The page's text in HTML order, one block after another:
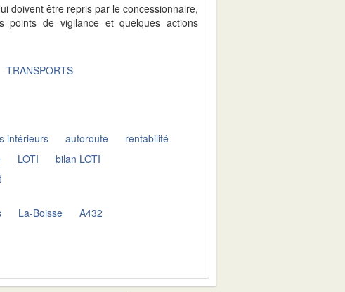
doivent être repris par le concessionnaire,
points de vigilance et quelques actions
TRANSPORTS
intérieurs autoroute
rentabilité
LOTI
bilan LOTI
La-Boisse A432